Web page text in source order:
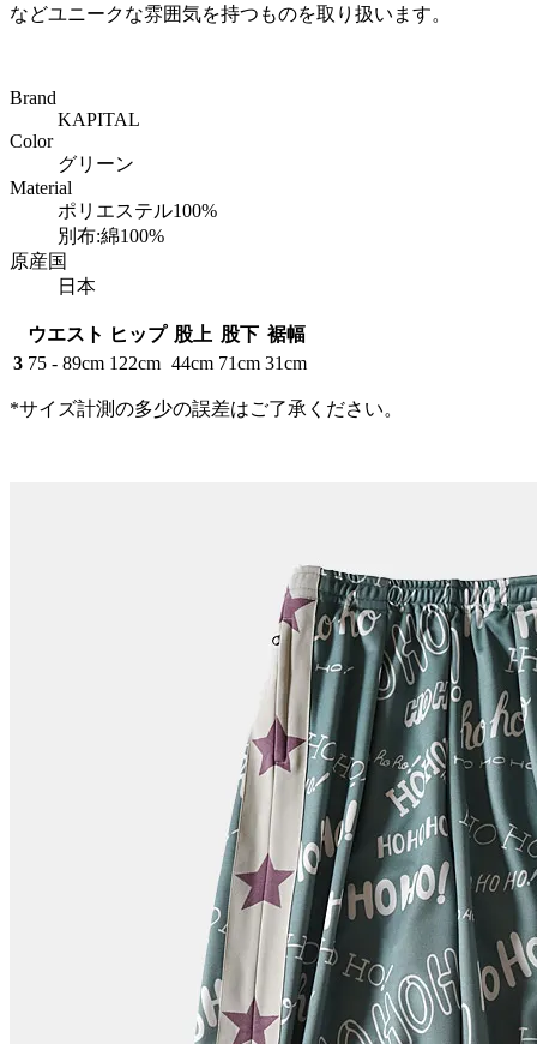
などユニークな雰囲気を持つものを取り扱います。
Brand
KAPITAL
Color
グリーン
Material
ポリエステル100%
別布:綿100%
原産国
日本
ウエスト ヒップ 股上 股下 裾幅
3 75 - 89cm 122cm 44cm 71cm 31cm
*サイズ計測の多少の誤差はご了承ください。